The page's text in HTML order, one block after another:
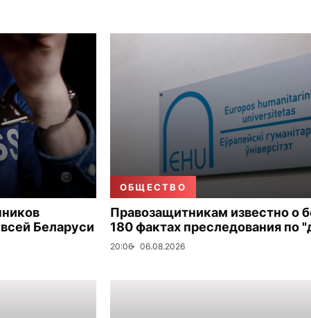
Беларуси
ОБЩЕСТВО
Правозащитникам известно о
180 фактах преследования по
20:06 06.08.2026